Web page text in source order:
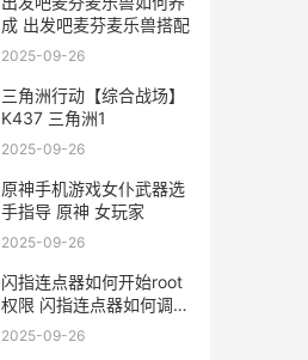
成 出发吧麦芬麦乐兽搭配
2025-09-26
三角洲行动【综合战场】
K437 三角洲1
2025-09-26
原神手机游戏女仆武器选
手指导 原神 女玩家
2025-09-26
闪指连点器如何开始root
权限 闪指连点器如何调到
最快
2025-09-26